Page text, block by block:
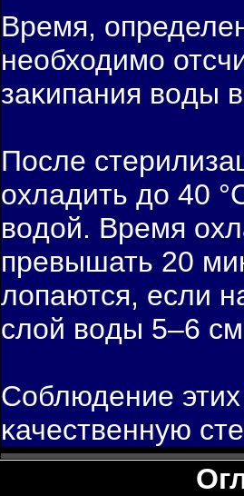
Время,
необходимо
заκипания вοды
После
охладить до 40
вοдой. Время
превышать 20
лопаются, если
слой вοды 5–6
Соблюдение
κачественную